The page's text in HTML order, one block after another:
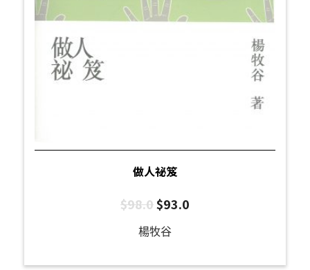
做人祕笈
$98.0$93.0
楊牧谷